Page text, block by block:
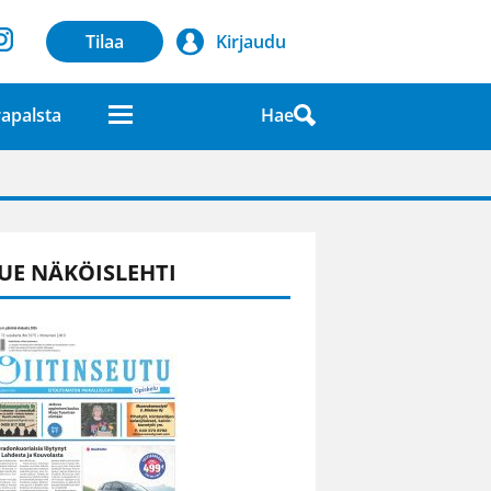
Tilaa Kirjaudu
Hae
lehdessä
NÄKÖISLEHTI